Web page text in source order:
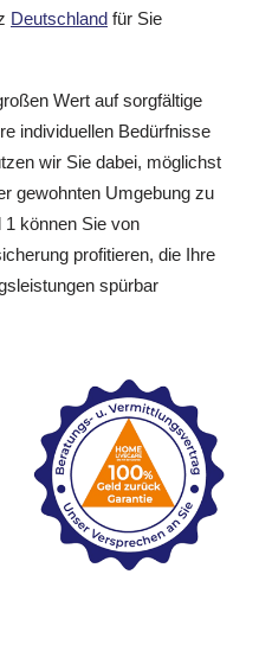
Deutschland für Sie
Wert auf sorgfältige
individuellen Bedürfnisse
wir Sie dabei, möglichst
gewohnten Umgebung zu
1 können Sie von
profitieren, die Ihre
spürbar